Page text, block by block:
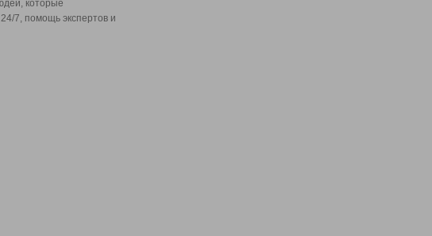
которые
7, помощь экспертов и